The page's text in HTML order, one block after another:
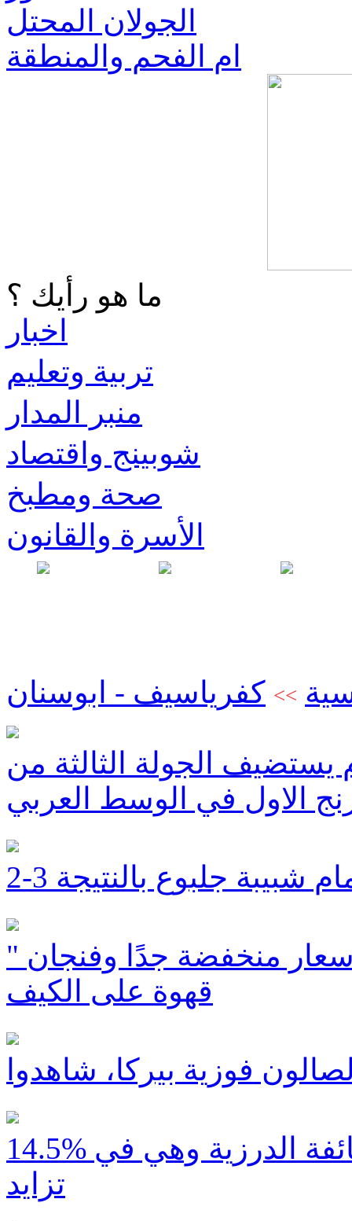
الجولان المحتل
ام الفحم والمنطقة
ما هو رأيك ؟
اخبار
تربية وتعليم
منبر المدار
شوبينج واقتصاد
صحة ومطبخ
الأسرة والقانون
>> كفرياسيف - ابوسنان
الجولة الثالثة من
الاول في الوسط العربي
جلبوع بالنتيجة 3-2
" ديلك هتسفون" جودة نظيفة ، أسعار منخفضة جدًا وفنجان
قهوة على الكيف
14.5% نسبة الطلاق لعام 2012 في الطائفة الدرزية وهي في
تزايد